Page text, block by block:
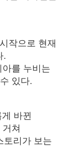
작으로 현재
.
를 누비는
있다.
바뀐
쳐
토리가 보는